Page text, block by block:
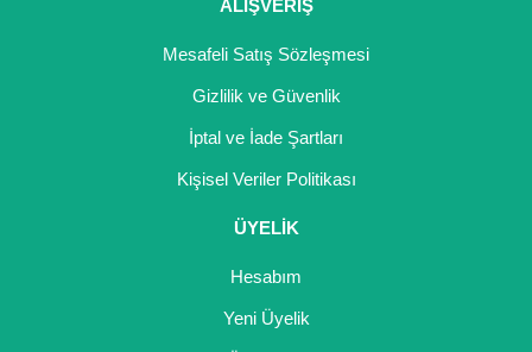
ALIŞVERİŞ
Mesafeli Satış Sözleşmesi
Gizlilik ve Güvenlik
İptal ve İade Şartları
Kişisel Veriler Politikası
ÜYELİK
Hesabım
Yeni Üyelik